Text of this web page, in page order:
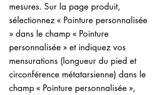
mesures. Sur la page produit,
sélectionnez « Pointure personnalisée
» dans le champ « Pointure
personnalisée » et indiquez vos
mensurations (longueur du pied et
circonférence métatarsienne) dans le
champ « Pointure personnalisée »,